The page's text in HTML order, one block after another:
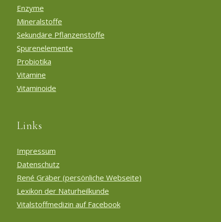
Enzyme
Mineralstoffe
Sekundäre Pflanzenstoffe
Spurenelemente
Probiotika
Vitamine
Vitaminoide
Links
Impressum
Datenschutz
René Gräber (persönliche Webseite)
Lexikon der Naturheilkunde
Vitalstoffmedizin auf Facebook